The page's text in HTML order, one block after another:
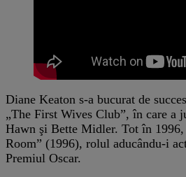
Diane Keaton s-a bucurat de
„The First Wives Club”, în care a
Hawn şi Bette Midler. Tot în
Room” (1996), rolul aducându-i
Premiul Oscar.